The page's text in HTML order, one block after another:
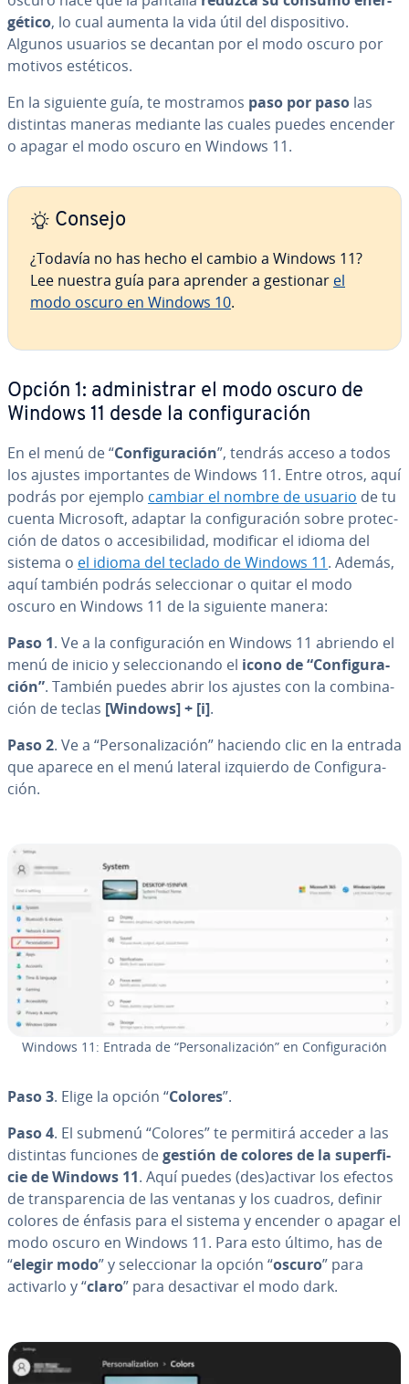
gé­ti­co, lo cual aumenta la vida útil del di­s­po­si­ti­vo.
Algunos usuarios se decantan por el modo oscuro por
motivos estéticos.
En la siguiente guía, te mostramos paso por paso las
distintas maneras mediante las cuales puedes encender
o apagar el modo oscuro en Windows 11.
Consejo
¿Todavía no has hecho el cambio a Windows 11?
Lee nuestra guía para aprender a gestionar el
modo oscuro en Windows 10.
Opción 1: ad­mi­ni­s­trar el modo oscuro de
Windows 11 desde la co­n­fi­gu­ra­ción
En el menú de “Co­n­fi­gu­ra­ción”, tendrás acceso a todos
los ajustes im­po­r­ta­n­tes de Windows 11. Entre otros, aquí
podrás por ejemplo cambiar el nombre de usuario de tu
cuenta Microsoft, adaptar la co­n­fi­gu­ra­ción sobre pro­te­c­
ción de datos o ac­ce­si­bi­li­dad, modificar el idioma del
sistema o el idioma del teclado de Windows 11. Además,
aquí también podrás se­le­c­cio­nar o quitar el modo
oscuro en Windows 11 de la siguiente manera:
Paso 1. Ve a la co­n­fi­gu­ra­ción en Windows 11 abriendo el
menú de inicio y se­le­c­cio­na­n­do el icono de “Co­n­fi­gu­ra­
ción”. También puedes abrir los ajustes con la co­m­bi­na­
ción de teclas [Windows] + [i].
Paso 2. Ve a “Pe­r­so­na­li­za­ción” haciendo clic en la entrada
que aparece en el menú lateral izquierdo de Co­n­fi­gu­ra­
ción.
Windows 11: Entrada de “Pe­r­so­na­li­za­ción” en Co­n­fi­gu­ra­ción
Paso 3. Elige la opción “Colores”.
Paso 4. El submenú “Colores” te permitirá acceder a las
distintas funciones degestión de colores de la su­pe­r­fi­
cie de Windows 11. Aquí puedes (des)activar los efectos
de tra­n­s­pa­re­n­cia de las ventanas y los cuadros, definir
colores de énfasis para el sistema y encender o apagar el
modo oscuro en Windows 11. Para esto último, has de
“elegir modo” y se­le­c­cio­nar la opción “oscuro” para
activarlo y “claro” para des­ac­ti­var el modo dark.